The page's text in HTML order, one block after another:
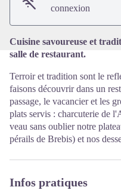
connexion
Cuisine savoureuse et
salle de restaurant.
Terroir et tradition sont le
faisons découvrir dans un
passage, le vacancier et les
plats servis : charcuterie de
veau sans oublier notre
pérails de Brebis) et nos
Infos pratiques